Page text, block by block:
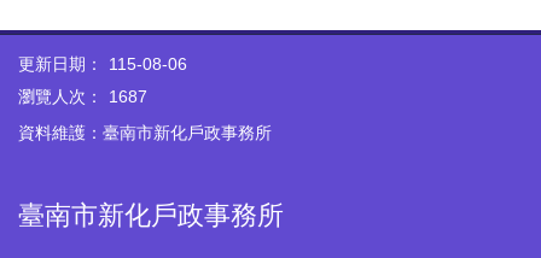
更新日期：
115-08-06
瀏覽人次：
1687
資料維護：臺南市新化戶政事務所
臺南市新化戶政事務所